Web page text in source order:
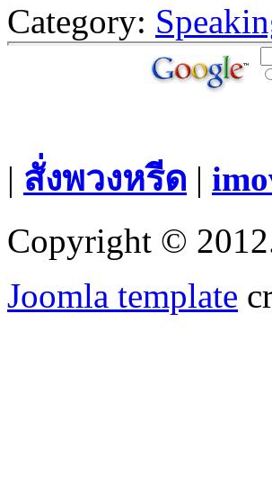
Category:
| สั่งพวงหรีด |
Copyright ©
Joomla template